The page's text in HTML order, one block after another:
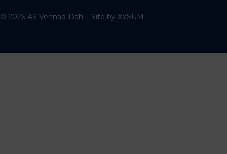
© 2026 AS Vennad-Dahl | Site by XYSUM